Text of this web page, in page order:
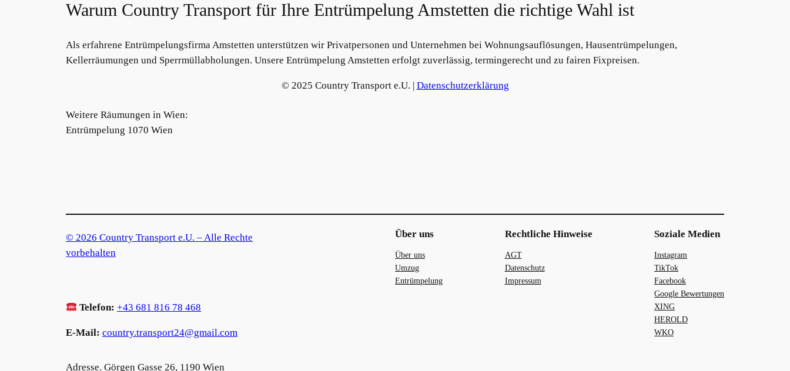
Warum Country Transport für Ihre Entrümpelung Amstetten die richtige Wahl ist
Als erfahrene Entrümpelungsfirma Amstetten unterstützen wir Privatpersonen und Unternehmen bei Wohnungsauflösungen, Hausentrümpelungen,
Kellerräumungen und Sperrmüllabholungen. Unsere Entrümpelung Amstetten erfolgt zuverlässig, termingerecht und zu fairen Fixpreisen.
© 2025 Country Transport e.U. | Datenschutzerklärung
Weitere Räumungen in Wien:
Entrümpelung 1070 Wien
© 2026 Country Transport e.U. – Alle Rechte
vorbehalten
Telefon: +43 681 816 78 468
E-Mail: country.transport24@gmail.com
Adresse. Görgen Gasse 26, 1190 Wien
Über uns
Über uns
Umzug
Entrümpelung
Rechtliche Hinweise
AGT
Datenschutz
Impressum
Soziale Medien
Instagram
TikTok
Facebook
Google Bewertungen
XING
HEROLD
WKO